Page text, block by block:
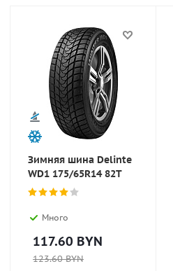
Зимняя шина Delinte
WD1 175/65R14 82T
Много
117.60 BYN
123.60BYN